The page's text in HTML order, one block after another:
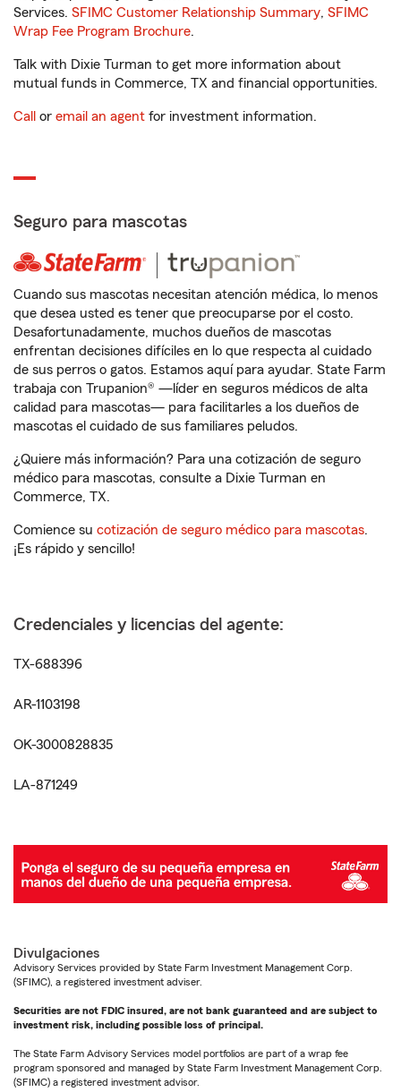
Services. SFIMC Customer Relationship Summary, SFIMC
Wrap Fee Program Brochure.
Talk with Dixie Turman to get more information about
mutual funds in Commerce, TX and financial opportunities.
Call or email an agent for investment information.
Seguro para mascotas
Cuando sus mascotas necesitan atención médica, lo menos
que desea usted es tener que preocuparse por el costo.
Desafortunadamente, muchos dueños de mascotas
enfrentan decisiones difíciles en lo que respecta al cuidado
de sus perros o gatos. Estamos aquí para ayudar. State Farm
trabaja con Trupanion® —líder en seguros médicos de alta
calidad para mascotas— para facilitarles a los dueños de
mascotas el cuidado de sus familiares peludos.
¿Quiere más información? Para una cotización de seguro
médico para mascotas, consulte a Dixie Turman en
Commerce, TX.
Comience su cotización de seguro médico para mascotas.
¡Es rápido y sencillo!
Credenciales y licencias del agente:
TX-688396
AR-1103198
OK-3000828835
LA-871249
Divulgaciones
Advisory Services provided by State Farm Investment Management Corp.
(SFIMC), a registered investment adviser.
Securities are not FDIC insured, are not bank guaranteed and are subject to
investment risk, including possible loss of principal.
The State Farm Advisory Services model portfolios are part of a wrap fee
program sponsored and managed by State Farm Investment Management Corp.
(SFIMC) a registered investment advisor.